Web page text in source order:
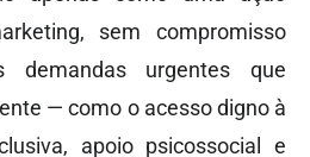
sem compromisso
demandas urgentes que
— como o acesso digno à
apoio psicossocial e